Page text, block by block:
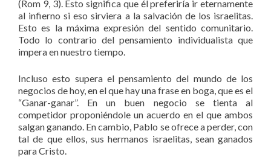
(Rom 9, 3). Esto significa que él preferiría ir eternamente
al infierno si eso sirviera a la salvación de los israelitas.
Esto es la máxima expresión del sentido comunitario.
Todo lo contrario del pensamiento individualista que
impera en nuestro tiempo.
Incluso esto supera el pensamiento del mundo de los
negocios de hoy, en el que hay una frase en boga, que es el
“Ganar-ganar”. En un buen negocio se tienta al
competidor proponiéndole un acuerdo en el que ambos
salgan ganando. En cambio, Pablo se ofrece a perder, con
tal de que ellos, sus hermanos israelitas, sean ganados
para Cristo.